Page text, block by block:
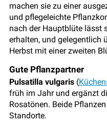
machen sie zu einer
und pflegeleichte
nach der Hauptblüte lässt
erhalten, und gelegentlich
Herbst mit einer zweiten
Gute Pflanzpartner
Pulsatilla vulgaris (
früh im Jahr und ergänzt
Rosatönen. Beide
Standorte.